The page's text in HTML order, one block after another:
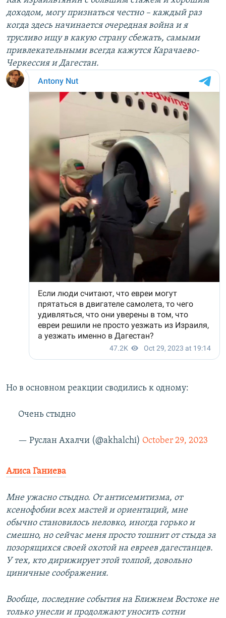
доходом, могу признаться честно – каждый раз
когда здесь начинается очередная война и я
трусливо ищу в какую страну сбежать, самыми
привлекательными всегда кажутся Карачаево-
Черкессия и Дагестан.
Но в основном реакции сводились к одному:
Очень стыдно
— Руслан Ахалчи (@akhalchi) October 29, 2023
Алиса Ганиева
Мне ужасно стыдно. От антисемитизма, от
ксенофобии всех мастей и ориентаций, мне
обычно становилось неловко, иногда горько и
смешно, но сейчас меня просто тошнит от стыда за
позорящихся своей охотой на евреев дагестанцев.
У тех, кто дирижирует этой толпой, довольно
циничные соображения.
Вообще, последние события на Ближнем Востоке не
только унесли и продолжают уносить сотни